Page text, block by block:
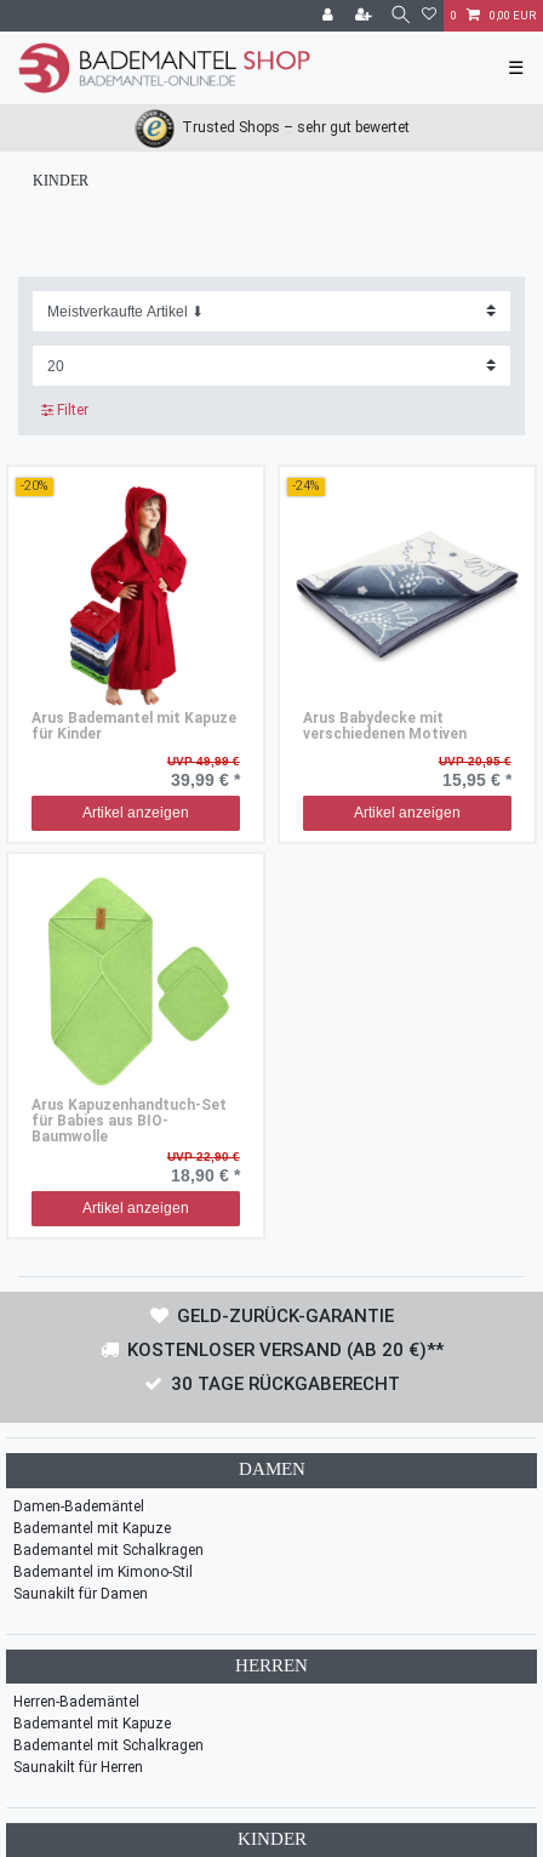
0 0,00 EUR
☰
Trusted Shops – sehr gut bewertet
KINDER
Filter
-20%
Arus Bademantel mit Kapuze
für Kinder
UVP 49,99 €
39,99 € *
Artikel anzeigen
-24%
Arus Babydecke mit
verschiedenen Motiven
UVP 20,95 €
15,95 € *
Artikel anzeigen
Arus Kapuzenhandtuch-Set
für Babies aus BIO-
Baumwolle
UVP 22,90 €
18,90 € *
Artikel anzeigen
GELD-ZURÜCK-GARANTIE
KOSTENLOSER VERSAND (AB 20 €)**
30 TAGE RÜCKGABERECHT
DAMEN
Damen-Bademäntel
Bademantel mit Kapuze
Bademantel mit Schalkragen
Bademantel im Kimono-Stil
Saunakilt für Damen
HERREN
Herren-Bademäntel
Bademantel mit Kapuze
Bademantel mit Schalkragen
Saunakilt für Herren
KINDER